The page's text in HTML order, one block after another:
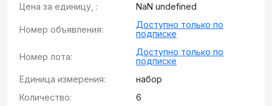
Цена за единицу, : NaN undefined
Номер объявления:
Доступно только по
подписке
Номер лота:
Доступно только по
подписке
Единица измерения:
набор
Количество:
6